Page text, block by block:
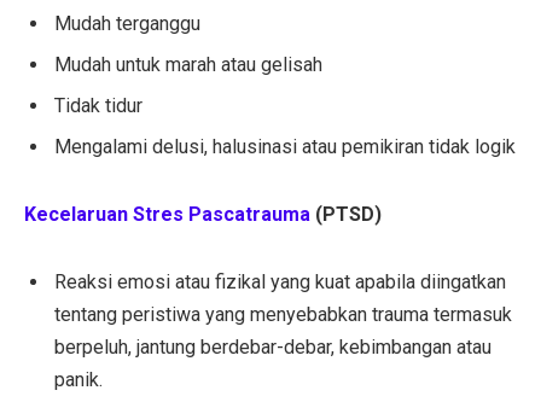
Mudah terganggu
Mudah untuk marah atau gelisah
Tidak tidur
Mengalami delusi, halusinasi atau pemikiran tidak logik
Kecelaruan Stres Pascatrauma (PTSD)
Reaksi emosi atau fizikal yang kuat apabila diingatkan
tentang peristiwa yang menyebabkan trauma termasuk
berpeluh, jantung berdebar-debar, kebimbangan atau
panik.